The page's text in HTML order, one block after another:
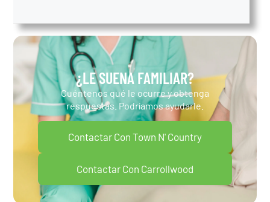
¿LE SUENA FAMILIAR?
Cuéntenos qué le ocurre y obtenga
respuestas. Podríamos ayudarle.
Contactar Con Town N' Country
Contactar Con Carrollwood